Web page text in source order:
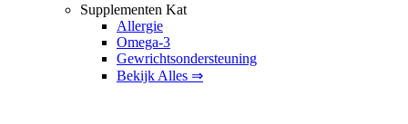
Supplementen Kat
Allergie
Omega-3
Gewrichtsondersteuning
Bekijk Alles ⇒